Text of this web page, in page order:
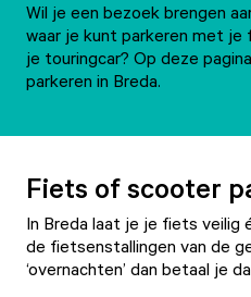
Wil je een bezoek brengen
waar je kunt parkeren met
je touringcar? Op deze
parkeren in Breda.
Fiets of scooter
In Breda laat je je fiets veilig
de fietsenstallingen van de
‘overnachten’ dan betaal je